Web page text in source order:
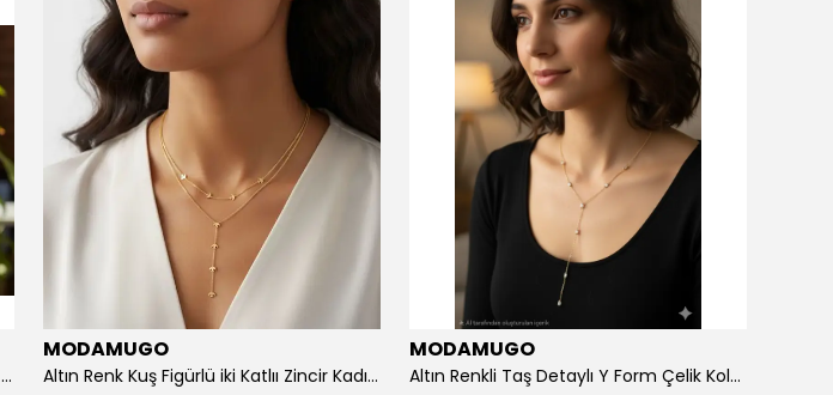
Altın Renk Daire Detaylı Minimal Y Çelik Kolye
MODAMUGO
Altın Renk Kuş Figürlü iki Katlıı Zincir Kadın Y Kolye
MODAMUGO
Altın Renkli Taş Detaylı Y Form Çelik Kolye